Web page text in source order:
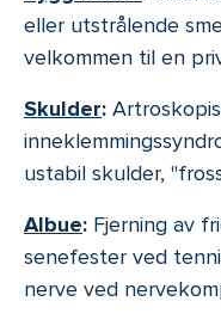
eller utstrålende
velkommen til en
Skulder:
ustabil skulder,
Albue: Fjerning av
senefester ved
nerve ved